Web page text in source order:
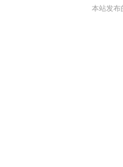
本站发布